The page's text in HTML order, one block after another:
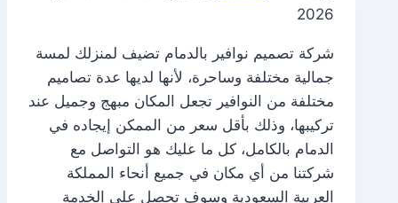
2026
شركة تصميم نوافير بالدمام تضيف لمنزلك لمسة
جمالية مختلفة وساحرة، لأنها لديها عدة تصاميم
مختلفة من النوافير تجعل المكان مبهج وجميل عند
تركيبها، وذلك بأقل سعر من الممكن إيجاده في
الدمام بالكامل، كل ما عليك هو التواصل مع
شركتنا من أي مكان في جميع أنحاء المملكة
العربية السعودية وسوف تحصل على الخدمة